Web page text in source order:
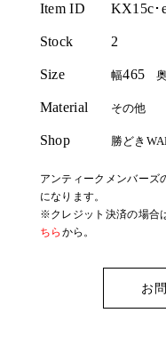
Item ID KX15c･
Stock 2
Size 幅465
Material その他
Shop 勝どき
アンティークメンバーズ
になります。
※クレジット決済の場合
ちら から。
お